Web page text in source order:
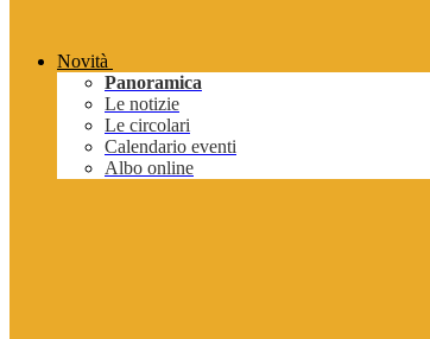
Novità
Panoramica
Le notizie
Le circolari
Calendario eventi
Albo online